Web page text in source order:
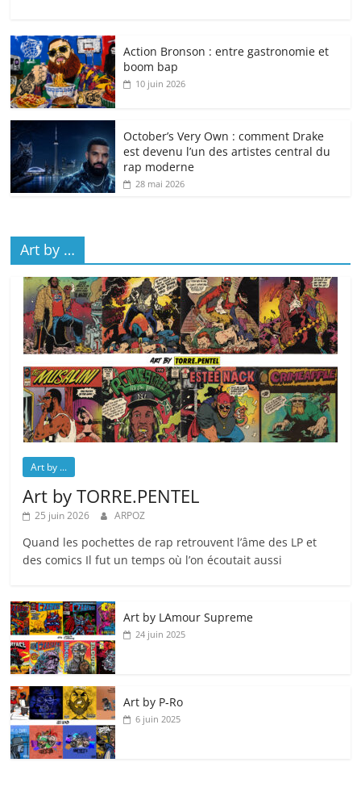
Action Bronson : entre gastronomie et
boom bap
10 juin 2026
October’s Very Own : comment Drake
est devenu l’un des artistes central du
rap moderne
28 mai 2026
Art by …
Art by ...
Art by TORRE.PENTEL
25 juin 2026 ARPOZ
Quand les pochettes de rap retrouvent l’âme des LP et
des comics Il fut un temps où l’on écoutait aussi
Art by LAmour Supreme
24 juin 2025
Art by P‑Ro
6 juin 2025